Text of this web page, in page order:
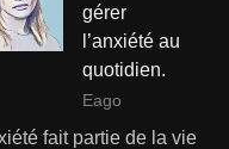
gérer
l’anxiété au
quotidien.
Eago
fait partie de la vie